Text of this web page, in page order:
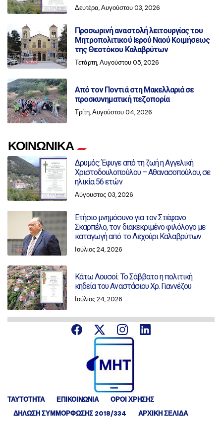
Δευτέρα, Αυγούστου 03, 2026
Προσωρινή αναστολή λειτουργίας του
Μητροπολιτικού Ιερού Ναού Κοιμήσεως
της Θεοτόκου Καλαβρύτων
Τετάρτη, Αυγούστου 05, 2026
Από τον Ποντιά στη Μακελλαριά σε
προσκυνηματική πεζοπορία
Τρίτη, Αυγούστου 04, 2026
ΚΟΙΝΩΝΙΚΑ
Δρυμός: Έφυγε από τη ζωή η Αγγελική
Χριστοδουλοπούλου – Αθανασοπούλου, σε
ηλικία 56 ετών
Αύγουστος 03, 2026
Ετήσιο μνημόσυνο για τον Στέφανο
Σκαρπέλο, τον διακεκριμένο φιλόλογο με
καταγωγή από το Λεχούρι Καλαβρύτων
Ιούλιος 24, 2026
Κάτω Λουσοί: Το Σάββατο η πολιτική
κηδεία του Αναστάσιου Χρ. Γιαννέζου
Ιούλιος 24, 2026
ΤΑΥΤΟΤΗΤΑ ΕΠΙΚΟΙΝΩΝΙΑ
ΟΡΟΙ ΧΡΗΣΗΣ
ΔΉΛΩΣΗ ΣΥΜΜΌΡΦΩΣΗΣ 2018/334
ΑΡΧΙΚΗ ΣΕΛΙΔΑ